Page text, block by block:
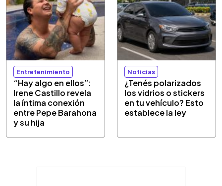
Entretenimiento
“Hay algo en ellos”:
Irene Castillo revela
la íntima conexión
entre Pepe Barahona
y su hija
Noticias
¿Tenés polarizados
los vidrios o stickers
en tu vehículo? Esto
establece la ley